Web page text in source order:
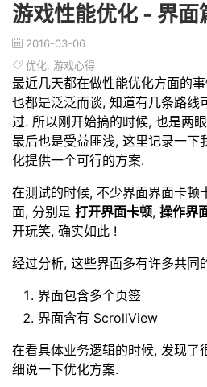
游戏性能优化 - 界面
2016-03-06
优化 游戏心得
最近几天都在做性能优化方面的
也都是泛泛而谈, 知道有几条路线
过. 所以刚开始搞的时候, 也是两
最后也是受益匪浅, 这里记录一下
化提供一个可行的方案.
在测试的时候, 不少界面界面卡顿
面, 分别是 打开界面卡顿, 操作界
开玩笑, 确实如此 !
经过分析, 这些界面多有许多共同
界面包含多个页签
界面含有 ScrollView
在看具体业务逻辑的时候, 发现了
细说一下优化方案.